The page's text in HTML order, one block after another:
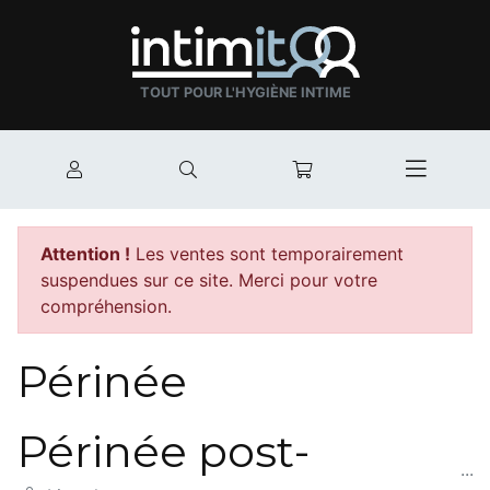
TOUT POUR L'HYGIÈNE INTIME
Mon compte Mon panier
Attention ! Les ventes sont temporairement
suspendues sur ce site. Merci pour votre
compréhension.
Périnée
Périnée post-